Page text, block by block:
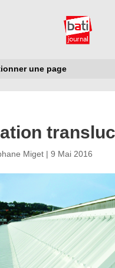
une page
Miget| 9 Mai 2016